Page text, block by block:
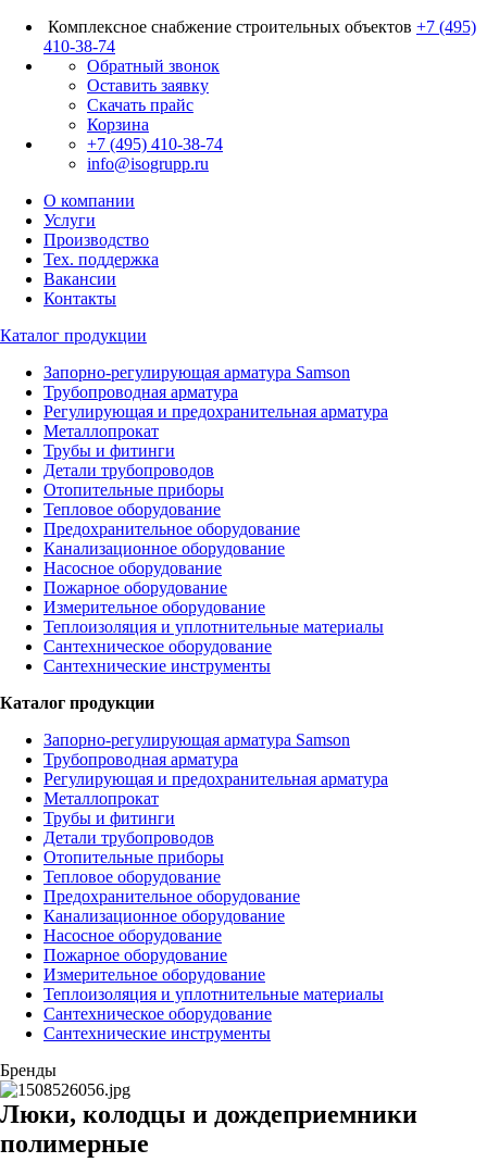
Комплексное снабжение строительных объектов +7 (495)
410-38-74
Обратный звонок
Оставить заявку
Скачать прайс
Корзина
+7 (495) 410-38-74
info@isogrupp.ru
О компании
Услуги
Производство
Тех. поддержка
Вакансии
Контакты
Каталог продукции
Запорно-регулирующая арматура Samson
Трубопроводная арматура
Регулирующая и предохранительная арматура
Металлопрокат
Трубы и фитинги
Детали трубопроводов
Отопительные приборы
Тепловое оборудование
Предохранительное оборудование
Канализационное оборудование
Насосное оборудование
Пожарное оборудование
Измерительное оборудование
Теплоизоляция и уплотнительные материалы
Сантехническое оборудование
Сантехнические инструменты
Каталог продукции
Запорно-регулирующая арматура Samson
Трубопроводная арматура
Регулирующая и предохранительная арматура
Металлопрокат
Трубы и фитинги
Детали трубопроводов
Отопительные приборы
Тепловое оборудование
Предохранительное оборудование
Канализационное оборудование
Насосное оборудование
Пожарное оборудование
Измерительное оборудование
Теплоизоляция и уплотнительные материалы
Сантехническое оборудование
Сантехнические инструменты
Бренды
Люки, колодцы и дождеприемники
полимерные